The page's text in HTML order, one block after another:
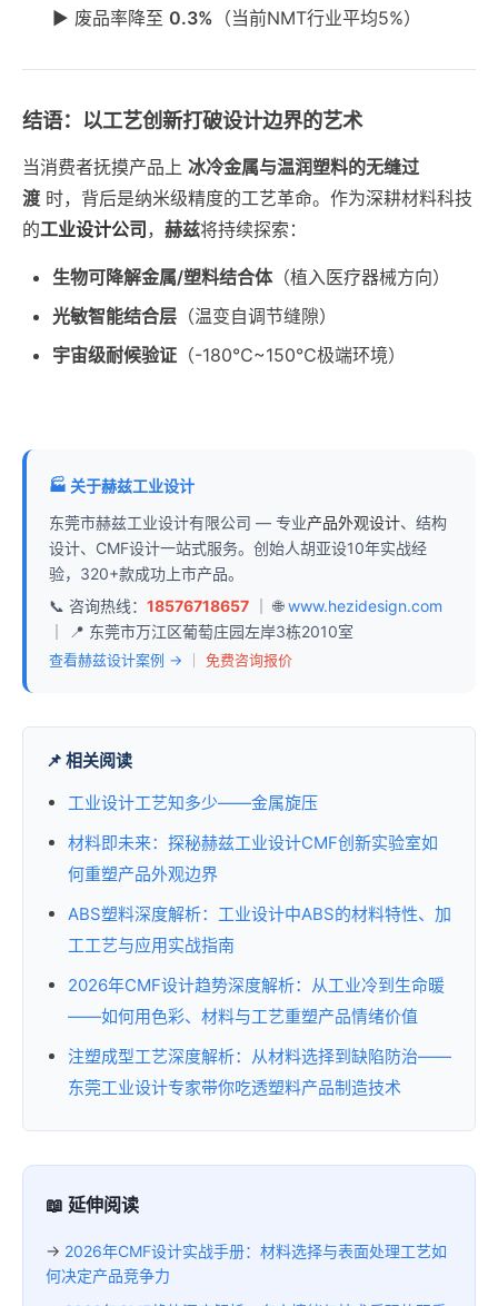
▶ 废品率降至 0.3% （当前NMT行业平均5%）
结语：以工艺创新打破设计边界的艺术
当消费者抚摸产品上 冰冷金属与温润塑料的无缝过
渡 时，背后是纳米级精度的工艺革命。作为深耕材料科技
的工业设计公司， 赫兹将持续探索：
生物可降解金属/塑料结合体（植入医疗器械方向）
光敏智能结合层 （温变自调节缝隙）
宇宙级耐候验证 （-180℃~150℃极端环境）
🏭 关于赫兹工业设计
东莞市赫兹工业设计有限公司 — 专业产品外观设计、结构
设计、CMF设计一站式服务。创始人胡亚设10年实战经
验，320+款成功上市产品。
📞 咨询热线： 18576718657 ｜ 🌐www.hezidesign.com
｜ 📍 东莞市万江区葡萄庄园左岸3栋2010室
查看赫兹设计案例 → 免费咨询报价
📌 相关阅读
工业设计工艺知多少——金属旋压
材料即未来：探秘赫兹工业设计CMF创新实验室如
何重塑产品外观边界
ABS塑料深度解析：工业设计中ABS的材料特性、加
工工艺与应用实战指南
2026年CMF设计趋势深度解析：从工业冷到生命暖
——如何用色彩、材料与工艺重塑产品情绪价值
注塑成型工艺深度解析：从材料选择到缺陷防治——
东莞工业设计专家带你吃透塑料产品制造技术
📖 延伸阅读
→ 2026年CMF设计实战手册：材料选择与表面处理工艺如
何决定产品竞争力